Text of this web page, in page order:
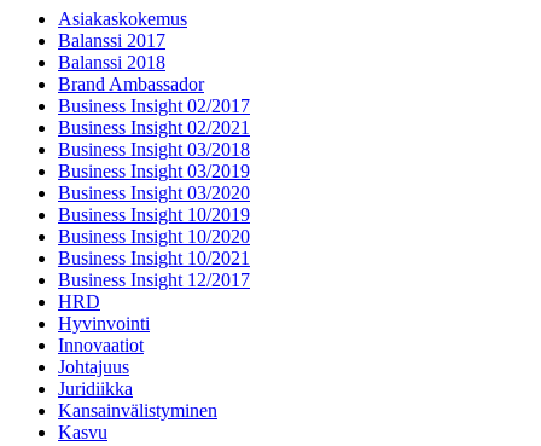
Asiakaskokemus
Balanssi 2017
Balanssi 2018
Brand Ambassador
Business Insight 02/2017
Business Insight 02/2021
Business Insight 03/2018
Business Insight 03/2019
Business Insight 03/2020
Business Insight 10/2019
Business Insight 10/2020
Business Insight 10/2021
Business Insight 12/2017
HRD
Hyvinvointi
Innovaatiot
Johtajuus
Juridiikka
Kansainvälistyminen
Kasvu